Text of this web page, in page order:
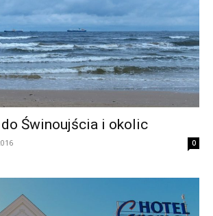
Świnoujścia i okolic
0